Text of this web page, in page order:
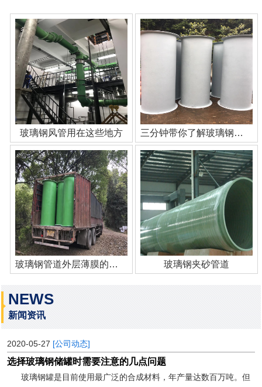
玻璃钢风管用在这些地方 三分钟带你了解玻璃钢管道
玻璃钢管道外层薄膜的作用 玻璃钢夹砂管道
NEWS
新闻资讯
2020-05-27 [公司动态]
选择玻璃钢储罐时需要注意的几点问题
玻璃钢罐是目前使用最广泛的合成材料，年产量达数百万吨。但